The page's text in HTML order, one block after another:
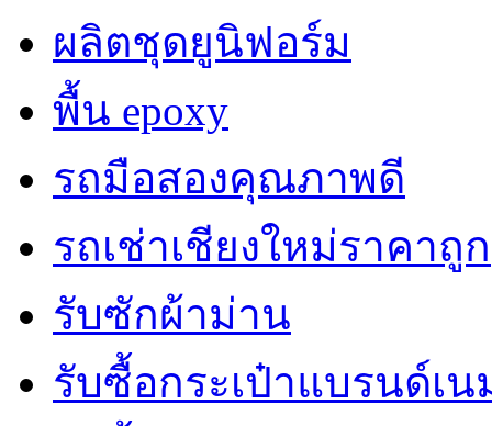
ผลิตชุดยูนิฟอร์ม
พื้น epoxy
รถมือสองคุณภาพดี
รถเช่าเชียงใหม่ราคาถูก
รับซักผ้าม่าน
รับซื้อกระเป๋าแบรนด์เน